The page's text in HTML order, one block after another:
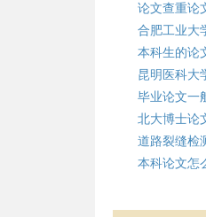
论文查重论
合肥工业大
本科生的论
昆明医科大
毕业论文一
北大博士论
道路裂缝检
本科论文怎